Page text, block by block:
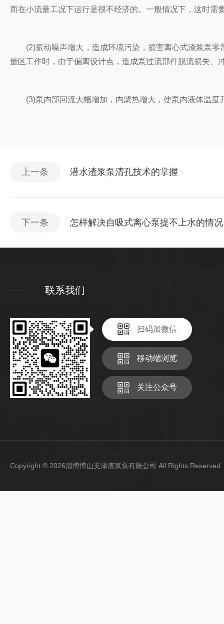
而在小流量工况下运行是很不经济的。一般情况下，这时需
(2)振动噪声增大，造成环境污染，损害离心式渣浆泵零
量区工作时，由于偏离设计点，造成泵过流部件脱流损失
(3)泵内部回流大幅增加，内聚热增大，使泵内液体温度
上一条 潜水渣浆泵清孔技术的掌握
下一条 怎样解决自吸式离心泵提不上水的情况
联系我们
扫码加微信
移动端浏览
关注公众号
Copyright © 2026淄博博山支泽渣浆泵有限公司 All Rights